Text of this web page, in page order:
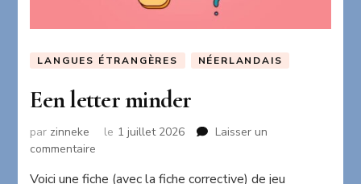
LANGUES ÉTRANGÈRES NÉERLANDAIS
Een letter minder
par zinneke le 1 juillet 2026
Laisser un
commentaire
Voici une fiche (avec la fiche corrective) de jeu